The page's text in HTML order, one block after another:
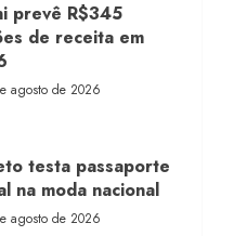
prevê R$345
de receita em
agosto de 2026
testa passaporte
na moda nacional
agosto de 2026